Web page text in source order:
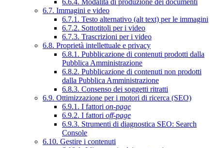
6.7. Immagini e video
6.7.1. Testo alternativo (alt text) per le immagini
6.7.2. Sottotitoli per i video
6.7.3. Trascrizioni per i video
6.8. Proprietà intellettuale e privacy
6.8.1. Pubblicazione di contenuti prodotti dalla
Pubblica Amministrazione
6.8.2. Pubblicazione di contenuti non prodotti
dalla Pubblica Amministrazione
6.8.3. Consenso dei soggetti ritratti
6.9. Ottimizzazione per i motori di ricerca (SEO)
6.9.1. I fattori on-page
6.9.2. I fattori off-page
6.9.3. Strumenti di diagnostica SEO: Search
Console
6.10. Gestire i contenuti